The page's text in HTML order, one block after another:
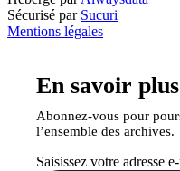
Sécurisé par Sucuri
Mentions légales
En savoir
Abonnez-vous pour
l’ensemble des archives.
Saisissez votre adresse